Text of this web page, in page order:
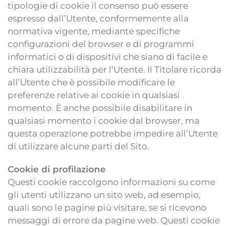
tipologie di cookie il consenso può essere
espresso dall’Utente, conformemente alla
normativa vigente, mediante specifiche
configurazioni del browser e di programmi
informatici o di dispositivi che siano di facile e
chiara utilizzabilità per l’Utente. Il Titolare ricorda
all’Utente che è possibile modificare le
preferenze relative ai cookie in qualsiasi
momento. È anche possibile disabilitare in
qualsiasi momento i cookie dal browser, ma
questa operazione potrebbe impedire all’Utente
di utilizzare alcune parti del Sito.
Cookie di profilazione
Questi cookie raccolgono informazioni su come
gli utenti utilizzano un sito web, ad esempio,
quali sono le pagine più visitare, se si ricevono
messaggi di errore da pagine web. Questi cookie